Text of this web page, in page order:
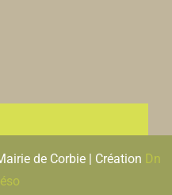
de Corbie | Création Dn